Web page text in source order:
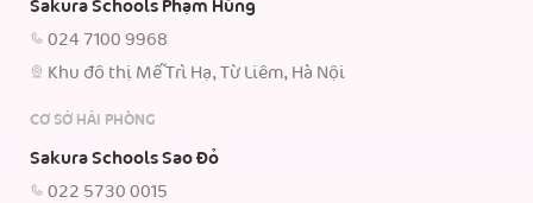
Sakura Schools Phạm Hùng
024 7100 9968
Khu đô thị Mễ Trì Hạ, Từ Liêm, Hà Nội
CƠ SỞ HẢI PHÒNG
Sakura Schools Sao Đỏ
022 5730 0015